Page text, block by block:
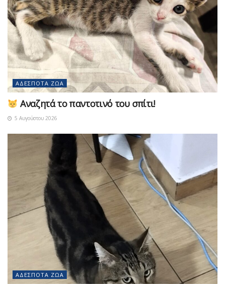
ΑΔΈΣΠΟΤΑ ΖΏΑ
Αναζητά το παντοτινό του σπίτι!
5 Αυγούστου 2026
ΑΔΈΣΠΟΤΑ ΖΏΑ